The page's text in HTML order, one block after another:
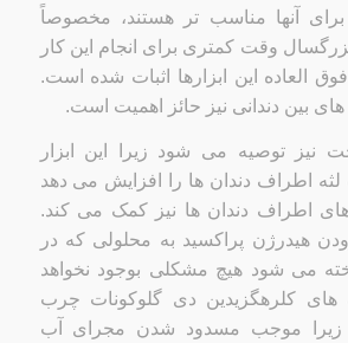
آنها مناسب تر هستند، مخصوصاً
وقت کمتری برای انجام این کار
فوق العاده این ابزارها اثبات شده است.
بین دندانی نیز حائز اهمیت است.
نیز توصیه می شود زیرا این ابزار
لثه اطراف دندان ها را افزایش می دهد
اطراف دندان ها نیز کمک می کند.
هیدرژن پراکسید به محلولی که در
می شود هیچ مشکلی بوجود نخواهد
های کلرهگزیدین دی گلوکونات چرب
زیرا موجب مسدود شدن مجرای آب